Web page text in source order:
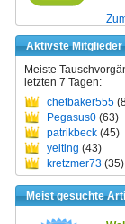
Aktivste Mitglieder
Meiste
letzten 7 Tagen:
chetbaker555
Pegasus0 (63)
patrikbeck (45)
yeiting (43)
kretzmer73 (35)
Meist gesuchte